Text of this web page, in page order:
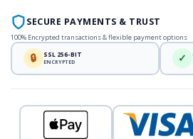
SECURE PAYMENTS & TRUST
100% Encrypted transactions & flexible payment options
🔒 SSL 256-BIT
ENCRYPTED ✓